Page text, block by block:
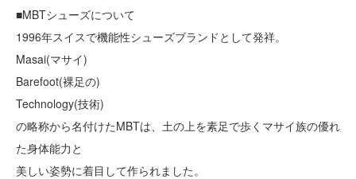
■MBTシューズについて
1996年スイスで機能性シューズブランドとして発祥。
Masai(マサイ)
Barefoot(裸足の)
Technology(技術)
の略称から名付けたMBTは、土の上を素足で歩くマサイ族の優れ
た身体能力と
美しい姿勢に着目して作られました。